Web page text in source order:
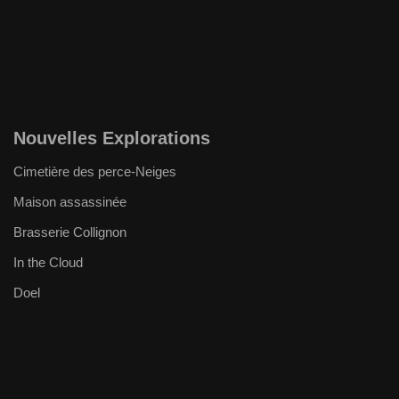
Nouvelles Explorations
Cimetière des perce-Neiges
Maison assassinée
Brasserie Collignon
In the Cloud
Doel